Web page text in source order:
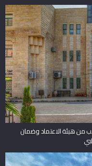
من هيئة الاعتماد وضمان